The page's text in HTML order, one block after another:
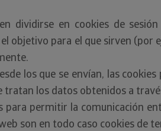
dividirse en cookies de
objetivo para el que sirven
los que se envían, las
los datos obtenidos a
para permitir la comunicación
son en todo caso cookies de